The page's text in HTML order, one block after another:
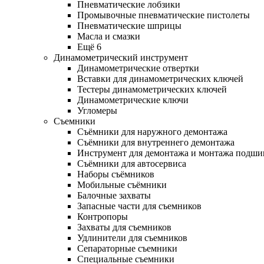
Пневматические лобзики
Промывочные пневматические пистолеты
Пневматические шприцы
Масла и смазки
Ещё 6
Динамометрический инструмент
Динамометрические отвертки
Вставки для динамометрических ключей
Тестеры динамометрических ключей
Динамометрические ключи
Угломеры
Съемники
Съёмники для наружного демонтажа
Съёмники для внутреннего демонтажа
Инструмент для демонтажа и монтажа
Съёмники для автосервиса
Наборы съёмников
Мобильные съёмники
Балочные захваты
Запасные части для съемников
Контропоры
Захваты для съемников
Удлинители для съемников
Сепараторные съемники
Специальные съемники